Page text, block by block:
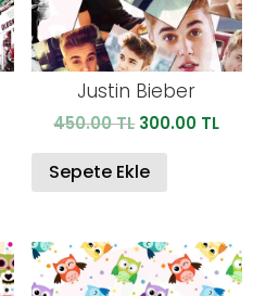
300.00 TL.
Justin Bieber
450.00TL Orijinal
450.00 TL.
300.00 TLŞu
Sepete Ekle